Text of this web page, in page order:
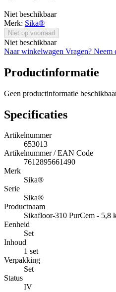
Niet beschikbaar
Merk: Sika®
Niet op voorraad
Niet beschikbaar
Naar winkelwagen Vragen? Neem
Productinformatie
Geen productinformatie
Specificaties
Artikelnummer
653013
Artikelnummer / EAN Code
7612895661490
Merk
Sika®
Serie
Sika®
Productnaam
Sikafloor-310 PurCem - 5,8
Eenheid
Set
Inhoud
1 set
Verpakking
Set
Status
IV